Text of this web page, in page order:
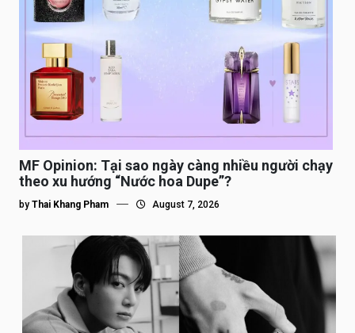
MF Opinion: Tại sao ngày càng nhiều người chạy
theo xu hướng “Nước hoa Dupe”?
by Thai Khang Pham August 7, 2026